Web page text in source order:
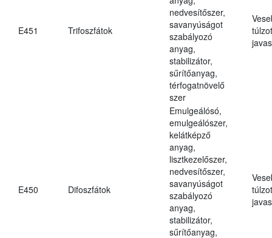
E451 Trifoszfátok
nedvesítőszer,
savanyúságot
szabályozó
anyag,
stabilizátor,
sűrítőanyag,
térfogatnövelő
szer
E450 Difoszfátok
Emulgeálósó,
emulgeálószer,
kelátképző
anyag,
lisztkezelőszer,
nedvesítőszer,
savanyúságot
szabályozó
anyag,
stabilizátor,
sűrítőanyag,